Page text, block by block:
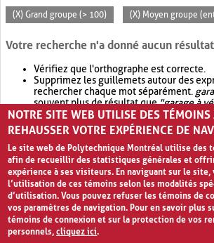
(X) Grand groupe (> 100) (X) Moyen groupe
Votre recherche n'a donné aucun résultat
Vérifiez que l'orthographe est correcte.
Supprimez les guillemets autour des
rechercher chaque mot séparément.
souvent plus de résultat que"garage à
Envisagez d'élargir votre recherche avec
retournera souvent plus de résultat que
NOTRE SITE WEB UTILISE DES TÉMOINS
REHAUSSER VOTRE EXPÉRIENCE DE
Le site web de Polytechnique Montréal utilise des
afin de recueillir des statistiques générales et
expérience à ses visiteurs. En naviguant sur le site,
l’utilisation de ces témoins selon les modalités
d’utilisation. Vous pouvez refuser les témoins de
vos paramètres de navigation. Pour en savoir plus
témoins de connexion et sur la protection de vos
personnels,cliquez ici.